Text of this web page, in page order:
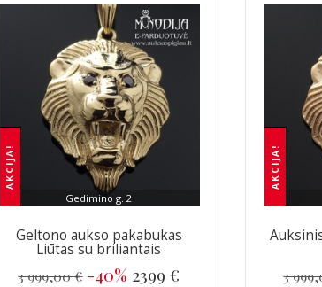
Gedimino g. 2
AKCIJA!
Geltono aukso pakabukas
Liūtas su briliantais
3 999,00 € -40% 2399 €
AKCIJA!
3